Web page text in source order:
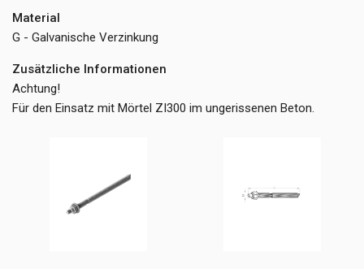
Material
G - Galvanische Verzinkung
Zusätzliche Informationen
Achtung!
Für den Einsatz mit Mörtel ZI300 im ungerissenen Beton.